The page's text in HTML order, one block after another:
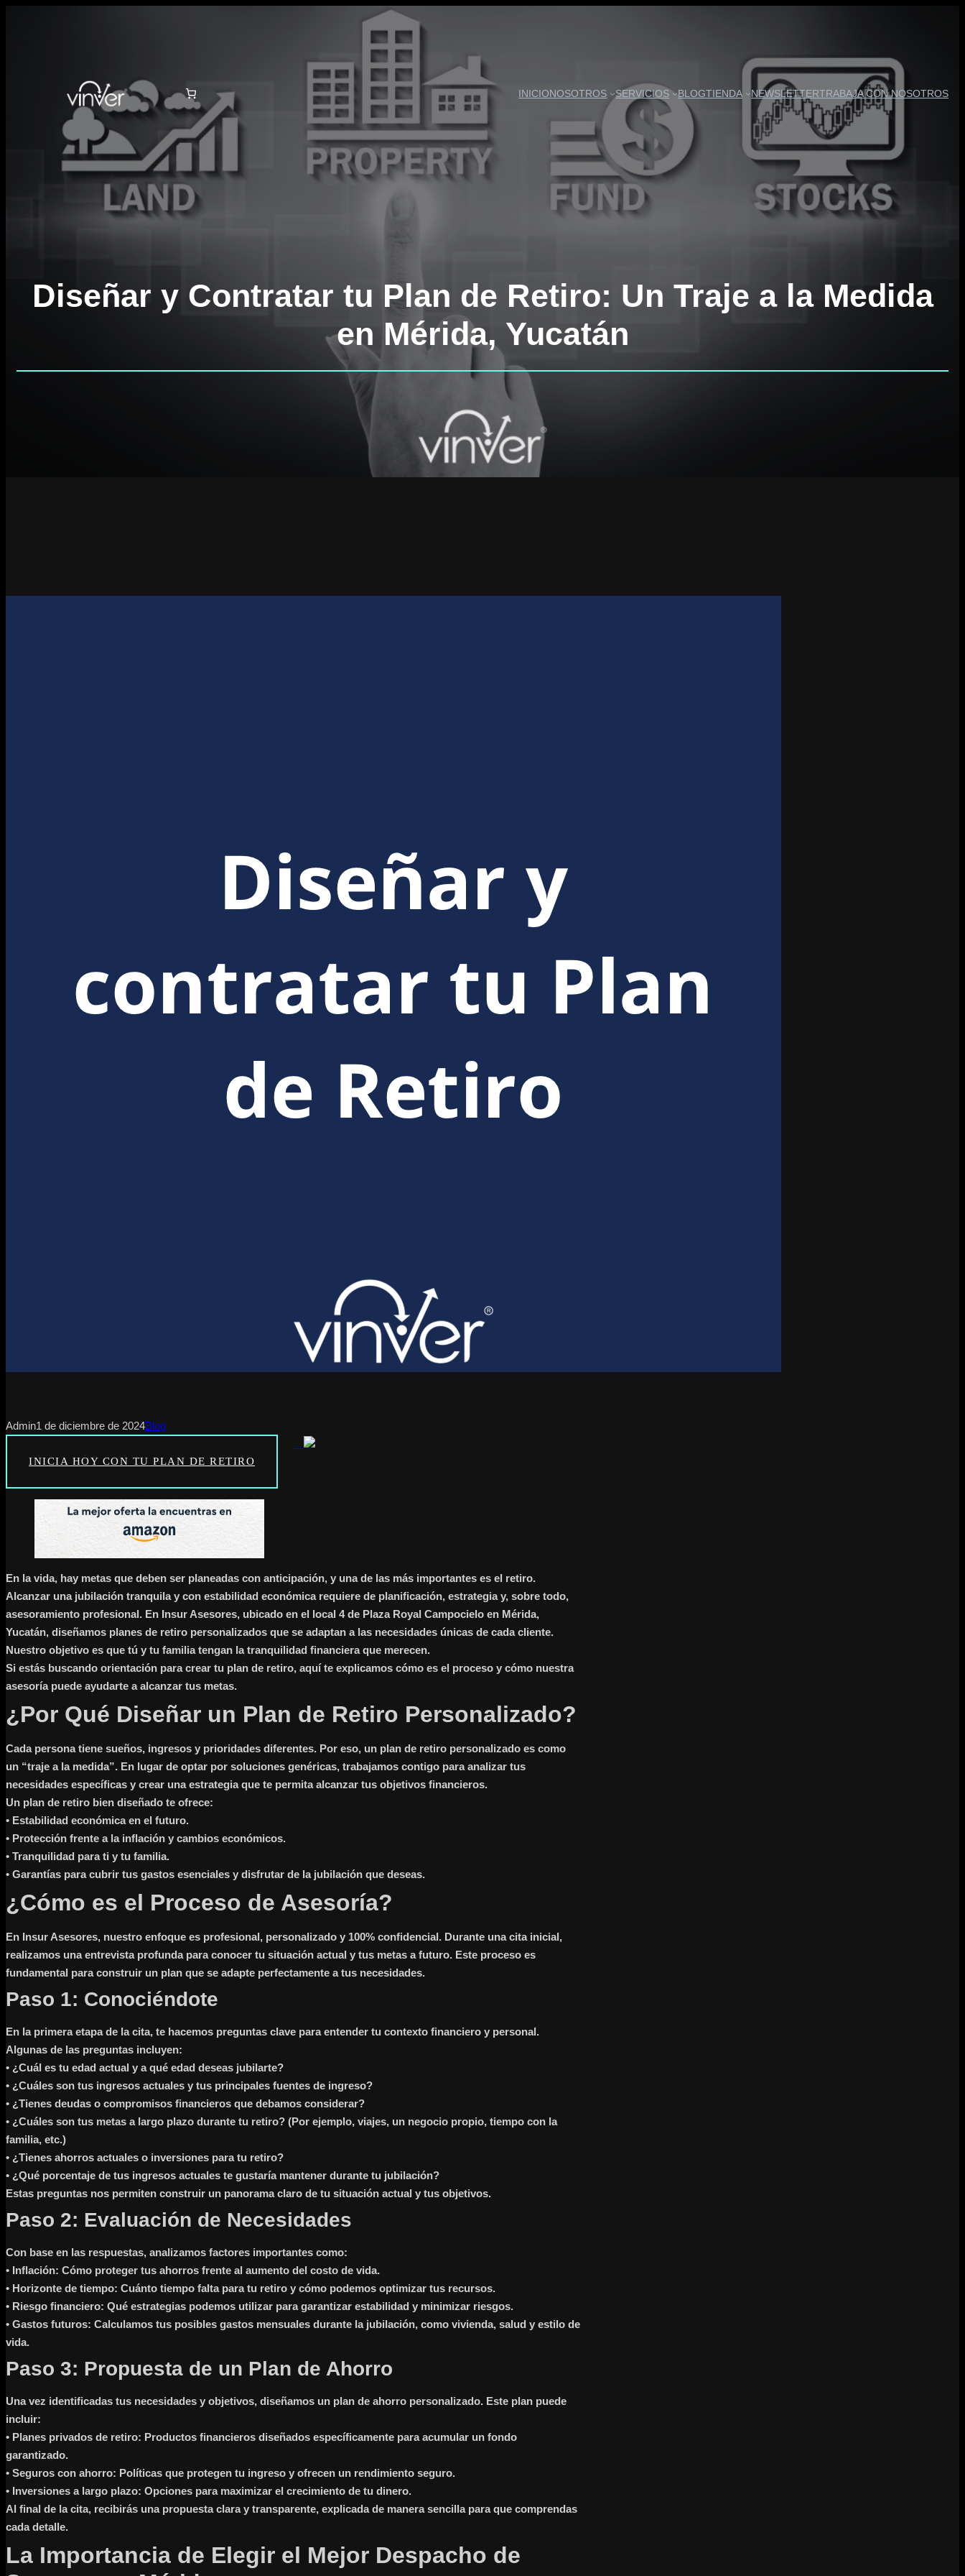
INICIONOSOTROS SERVICIOS BLOGTIENDA NEWSLETTERTRABAJA CON NOSOTROS
Diseñar y Contratar tu Plan de Retiro: Un Traje a la Medida
en Mérida, Yucatán
Admin1 de diciembre de 2024Blog
INICIA HOY CON TU PLAN DE RETIRO
En la vida, hay metas que deben ser planeadas con anticipación, y una de las más importantes es el retiro.
Alcanzar una jubilación tranquila y con estabilidad económica requiere de planificación, estrategia y, sobre todo,
asesoramiento profesional. En Insur Asesores, ubicado en el local 4 de Plaza Royal Campocielo en Mérida,
Yucatán, diseñamos planes de retiro personalizados que se adaptan a las necesidades únicas de cada cliente.
Nuestro objetivo es que tú y tu familia tengan la tranquilidad financiera que merecen.
Si estás buscando orientación para crear tu plan de retiro, aquí te explicamos cómo es el proceso y cómo nuestra
asesoría puede ayudarte a alcanzar tus metas.
¿Por Qué Diseñar un Plan de Retiro Personalizado?
Cada persona tiene sueños, ingresos y prioridades diferentes. Por eso, un plan de retiro personalizado es como
un “traje a la medida”. En lugar de optar por soluciones genéricas, trabajamos contigo para analizar tus
necesidades específicas y crear una estrategia que te permita alcanzar tus objetivos financieros.
Un plan de retiro bien diseñado te ofrece:
• Estabilidad económica en el futuro.
• Protección frente a la inflación y cambios económicos.
• Tranquilidad para ti y tu familia.
• Garantías para cubrir tus gastos esenciales y disfrutar de la jubilación que deseas.
¿Cómo es el Proceso de Asesoría?
En Insur Asesores, nuestro enfoque es profesional, personalizado y 100% confidencial. Durante una cita inicial,
realizamos una entrevista profunda para conocer tu situación actual y tus metas a futuro. Este proceso es
fundamental para construir un plan que se adapte perfectamente a tus necesidades.
Paso 1: Conociéndote
En la primera etapa de la cita, te hacemos preguntas clave para entender tu contexto financiero y personal.
Algunas de las preguntas incluyen:
• ¿Cuál es tu edad actual y a qué edad deseas jubilarte?
• ¿Cuáles son tus ingresos actuales y tus principales fuentes de ingreso?
• ¿Tienes deudas o compromisos financieros que debamos considerar?
• ¿Cuáles son tus metas a largo plazo durante tu retiro? (Por ejemplo, viajes, un negocio propio, tiempo con la
familia, etc.)
• ¿Tienes ahorros actuales o inversiones para tu retiro?
• ¿Qué porcentaje de tus ingresos actuales te gustaría mantener durante tu jubilación?
Estas preguntas nos permiten construir un panorama claro de tu situación actual y tus objetivos.
Paso 2: Evaluación de Necesidades
Con base en las respuestas, analizamos factores importantes como:
• Inflación: Cómo proteger tus ahorros frente al aumento del costo de vida.
• Horizonte de tiempo: Cuánto tiempo falta para tu retiro y cómo podemos optimizar tus recursos.
• Riesgo financiero: Qué estrategias podemos utilizar para garantizar estabilidad y minimizar riesgos.
• Gastos futuros: Calculamos tus posibles gastos mensuales durante la jubilación, como vivienda, salud y estilo de
vida.
Paso 3: Propuesta de un Plan de Ahorro
Una vez identificadas tus necesidades y objetivos, diseñamos un plan de ahorro personalizado. Este plan puede
incluir:
• Planes privados de retiro: Productos financieros diseñados específicamente para acumular un fondo
garantizado.
• Seguros con ahorro: Políticas que protegen tu ingreso y ofrecen un rendimiento seguro.
• Inversiones a largo plazo: Opciones para maximizar el crecimiento de tu dinero.
Al final de la cita, recibirás una propuesta clara y transparente, explicada de manera sencilla para que comprendas
cada detalle.
La Importancia de Elegir el Mejor Despacho de